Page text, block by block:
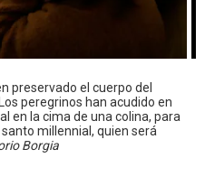
preservado el cuerpo del
peregrinos han acudido en
en la cima de una colina, para
millennial, quien será
Borgia